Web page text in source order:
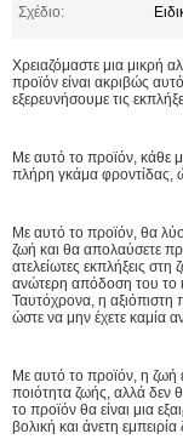
Σχέδιο:
Χρειαζόμαστε μια μικρή
προϊόν είναι ακριβώς
εξερευνήσουμε τις
Με αυτό το προϊόν, κάθε
πλήρη γκάμα φροντίδας,
Με αυτό το προϊόν, θα
ζωή και θα απολαύσετε
ατελείωτες εκπλήξεις
ανώτερη απόδοση του το
Ταυτόχρονα, η αξιόπιστη
ώστε να μην έχετε καμία
Με αυτό το προϊόν, η ζωή
ποιότητα ζωής, αλλά δεν
το προϊόν θα είναι μια
βολική και άνετη